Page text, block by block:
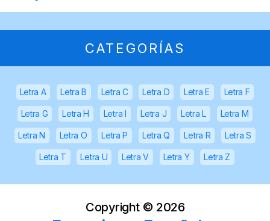
CATEGORÍAS
Letra A Letra B Letra C Letra D Letra E Letra F
Letra G Letra H Letra I Letra J Letra L Letra M
Letra N Letra O Letra P Letra Q Letra R Letra S
Letra T Letra U Letra V Letra Y Letra Z
Copyright © 2026